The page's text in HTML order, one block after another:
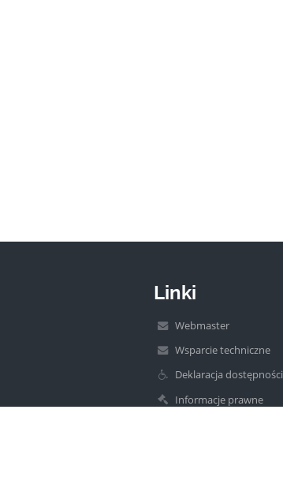
Linki
Webmaster
Wsparcie techniczne
Deklaracja dostępności
Informacje prawne